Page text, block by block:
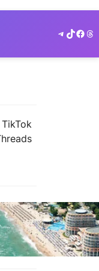
Telegram
TikTok
TikTok
бази